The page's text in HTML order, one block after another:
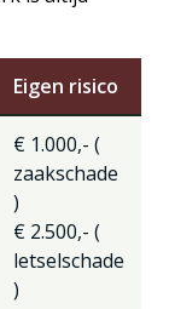
Eigen risico
€ 1.000,- (
zaakschade
)
€ 2.500,- (
letselschade
)